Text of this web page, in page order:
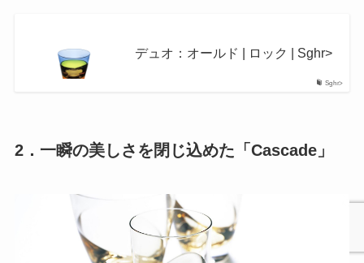
Sghr>
デュオ：オールド | ロック | Sghr>
2．一瞬の美しさを閉じ込めた「Cascade」